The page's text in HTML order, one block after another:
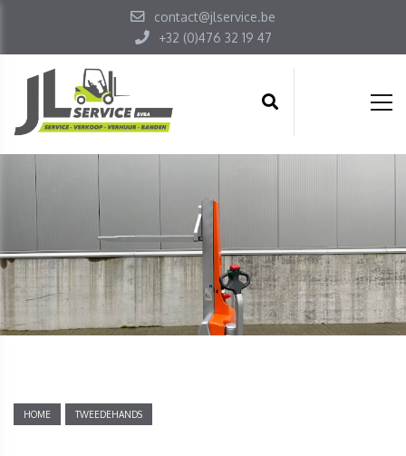
contact@jlservice.be
+32 (0)476 32 19 47
HOME TWEEDEHANDS